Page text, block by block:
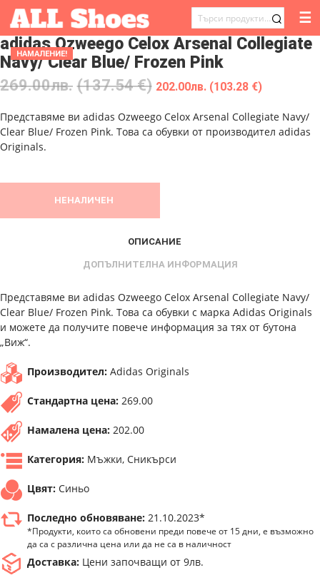
ТЪРСЕНЕ
ЗА:
☰
НАМАЛЕНИЕ!
adidas Ozweego Celox Arsenal Collegiate
Navy/ Clear Blue/ Frozen Pink
269.00лв. (137.54 €) 202.00лв. (103.28 €)
Представяме ви adidas Ozweego Celox Arsenal Collegiate Navy/
Clear Blue/ Frozen Pink. Това са обувки от производител adidas
Originals.
НЕНАЛИЧЕН
ОПИСАНИЕ
ДОПЪЛНИТЕЛНА ИНФОРМАЦИЯ
Представяме ви adidas Ozweego Celox Arsenal Collegiate Navy/
Clear Blue/ Frozen Pink. Това са обувки с марка Adidas Originals
и можете да получите повече информация за тях от бутона
„Виж“.
Производител: Adidas Originals
Стандартна цена: 269.00
Намалена цена: 202.00
Категория: Мъжки, Сникърси
Цвят: Синьо
Последно обновяване: 21.10.2023*
*Продукти, които са обновени преди повече от 15 дни, е възможно
да са с различна цена или да не са в наличност
Доставка: Цени започващи от 9лв.